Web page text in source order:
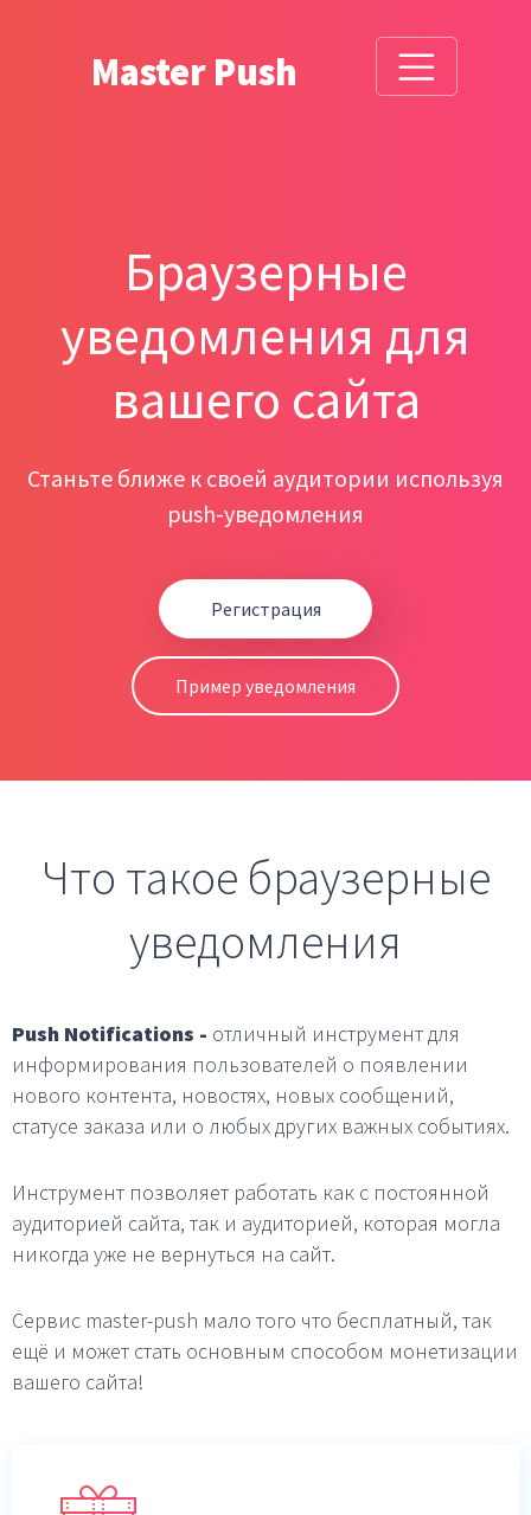
Master Push
Браузерные
уведомления для
вашего сайта
Станьте ближе к своей аудитории используя
push-уведомления
Регистрация
Пример уведомления
Что такое браузерные
уведомления
Push Notifications - отличный инструмент для
информирования пользователей о появлении
нового контента, новостях, новых сообщений,
статусе заказа или о любых других важных событиях.
Инструмент позволяет работать как с постоянной
аудиторией сайта, так и аудиторией, которая могла
никогда уже не вернуться на сайт.
Сервис master-push мало того что бесплатный, так
ещё и может стать основным способом монетизации
вашего сайта!